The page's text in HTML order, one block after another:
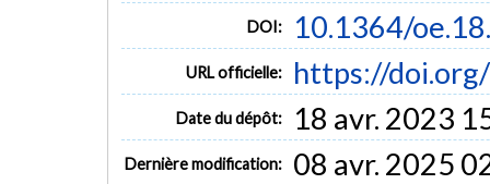
DOI: 10.1364/
URL officielle: https://
Date du dépôt: 18 avr. 2023
Dernière modification: 08 avr. 2025